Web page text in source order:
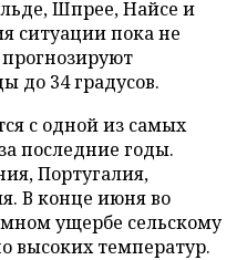
Шпрее, Найсе и
ситуации пока не
до 34 градусов.
с одной из самых
последние годы.
Португалия,
В конце июня во
ущербе сельскому
высоких температур.